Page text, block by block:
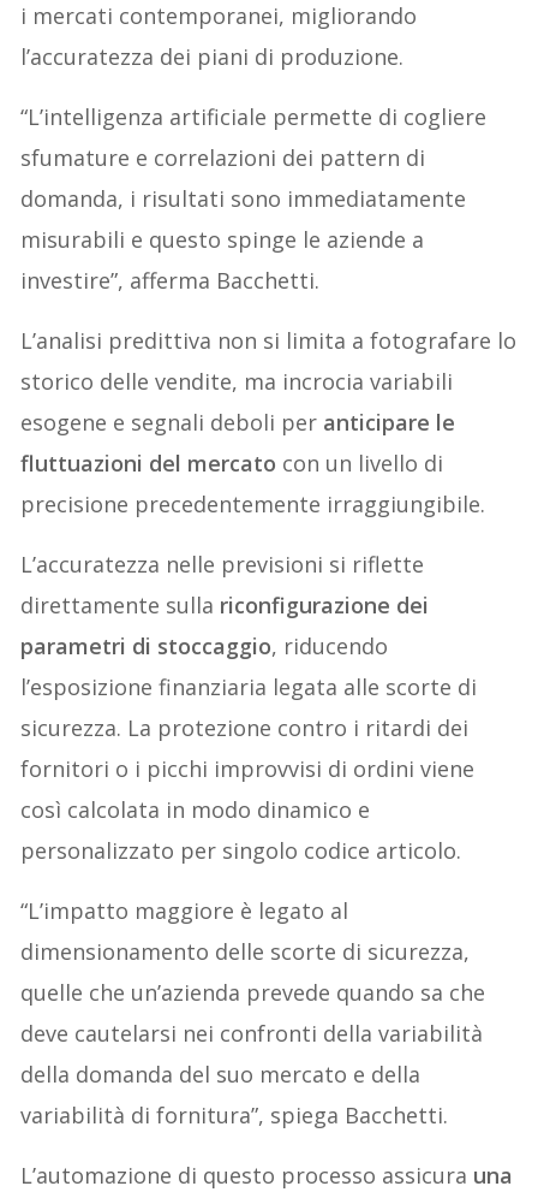
i mercati contemporanei, migliorando
l’accuratezza dei piani di produzione.
“L’intelligenza artificiale permette di cogliere
sfumature e correlazioni dei pattern di
domanda, i risultati sono immediatamente
misurabili e questo spinge le aziende a
investire”, afferma Bacchetti.
L’analisi predittiva non si limita a fotografare lo
storico delle vendite, ma incrocia variabili
esogene e segnali deboli per anticipare le
fluttuazioni del mercato con un livello di
precisione precedentemente irraggiungibile.
L’accuratezza nelle previsioni si riflette
direttamente sulla riconfigurazione dei
parametri di stoccaggio, riducendo
l’esposizione finanziaria legata alle scorte di
sicurezza. La protezione contro i ritardi dei
fornitori o i picchi improvvisi di ordini viene
così calcolata in modo dinamico e
personalizzato per singolo codice articolo.
“L’impatto maggiore è legato al
dimensionamento delle scorte di sicurezza,
quelle che un’azienda prevede quando sa che
deve cautelarsi nei confronti della variabilità
della domanda del suo mercato e della
variabilità di fornitura”, spiega Bacchetti.
L’automazione di questo processo assicura una